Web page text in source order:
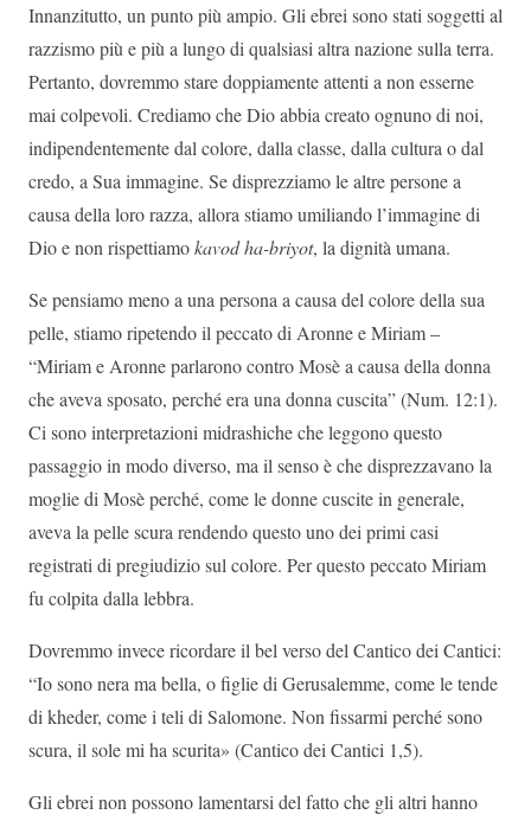
Innanzitutto, un punto più ampio. Gli ebrei sono stati soggetti al
razzismo più e più a lungo di qualsiasi altra nazione sulla terra.
Pertanto, dovremmo stare doppiamente attenti a non esserne
mai colpevoli. Crediamo che Dio abbia creato ognuno di noi,
indipendentemente dal colore, dalla classe, dalla cultura o dal
credo, a Sua immagine. Se disprezziamo le altre persone a
causa della loro razza, allora stiamo umiliando l’immagine di
Dio e non rispettiamokavod ha-briyot, la dignità umana.
Se pensiamo meno a una persona a causa del colore della sua
pelle, stiamo ripetendo il peccato di Aronne e Miriam –
“Miriam e Aronne parlarono contro Mosè a causa della donna
che aveva sposato, perché era una donna cuscita” (Num. 12:1).
Ci sono interpretazioni midrashiche che leggono questo
passaggio in modo diverso, ma il senso è che disprezzavano la
moglie di Mosè perché, come le donne cuscite in generale,
aveva la pelle scura rendendo questo uno dei primi casi
registrati di pregiudizio sul colore. Per questo peccato Miriam
fu colpita dalla lebbra.
Dovremmo invece ricordare il bel verso del Cantico dei Cantici:
“Io sono nera ma bella, o figlie di Gerusalemme, come le tende
di kheder, come i teli di Salomone. Non fissarmi perché sono
scura, il sole mi ha scurita» (Cantico dei Cantici 1,5).
Gli ebrei non possono lamentarsi del fatto che gli altri hanno